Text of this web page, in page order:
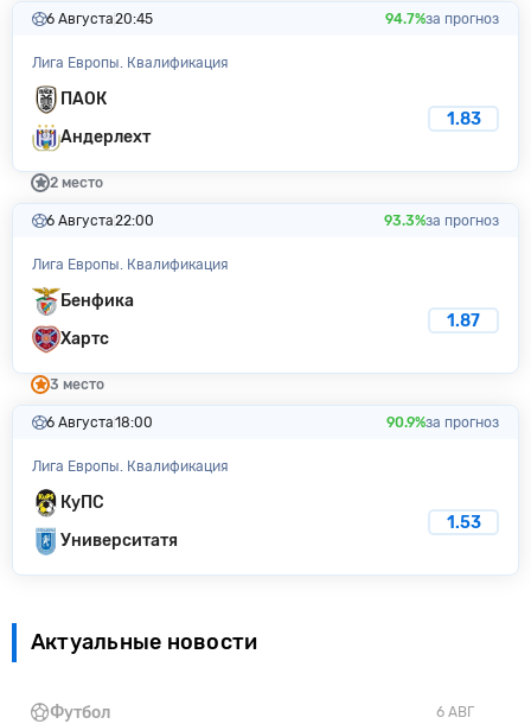
6 Августа20:45 94.7%за прогноз
Лига Европы. Квалификация
ПАОК
Андерлехт
1.83
2 место
6 Августа22:00 93.3%за прогноз
Лига Европы. Квалификация
Бенфика
Хартс
1.87
3 место
6 Августа18:00 90.9%за прогноз
Лига Европы. Квалификация
КуПС
Университатя
1.53
Актуальные новости
6 АВГ
Футбол